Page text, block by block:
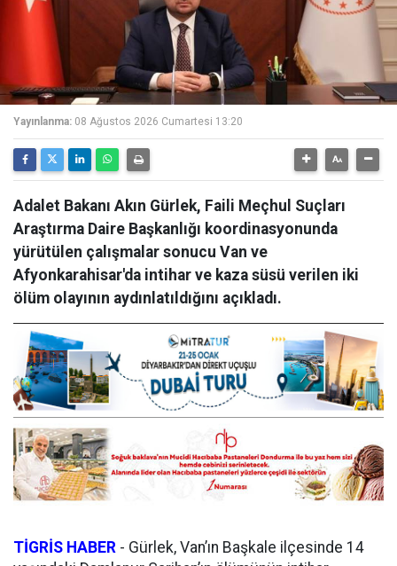
Yayınlanma: 08 Ağustos 2026 Cumartesi 13:20
Adalet Bakanı Akın Gürlek, Faili Meçhul Suçları
Araştırma Daire Başkanlığı koordinasyonunda
yürütülen çalışmalar sonucu Van ve
Afyonkarahisar'da intihar ve kaza süsü verilen iki
ölüm olayının aydınlatıldığını açıkladı.
TİGRİS HABER - Gürlek, Van’ın Başkale ilçesinde 14